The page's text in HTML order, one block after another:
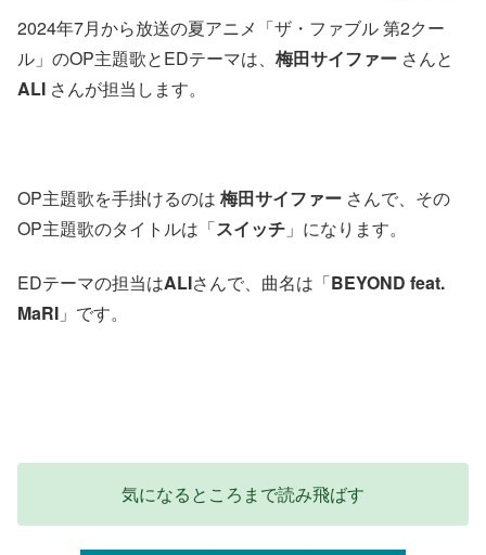
2024年7月から放送の夏アニメ「ザ・ファブル 第2クー
ル」のOP主題歌とEDテーマは、 梅田サイファー さんと
ALI さんが担当します。
OP主題歌を手掛けるのは 梅田サイファー さんで、その
OP主題歌のタイトルは「スイッチ 」になります。
EDテーマの担当はALIさんで、曲名は「BEYOND feat.
MaRI 」です。
気になるところまで読み飛ばす